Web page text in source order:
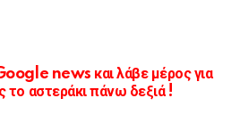
news και λάβε μέρος για
αστεράκι πάνω δεξιά !